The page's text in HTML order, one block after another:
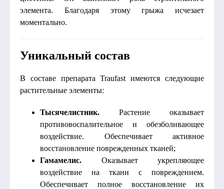
элемента. Благодаря этому грыжа исчезает
моментально.
Уникальный состав
В составе препарата Traufast имеются следующие
растительные элементы:
Тысячелистник. Растение оказывает
противовоспалительное и обезболивающее
воздействие. Обеспечивает активное
восстановление поврежденных тканей;
Гамамелис. Оказывает укрепляющее
воздействие на ткани с повреждением.
Обеспечивает полное восстановление их